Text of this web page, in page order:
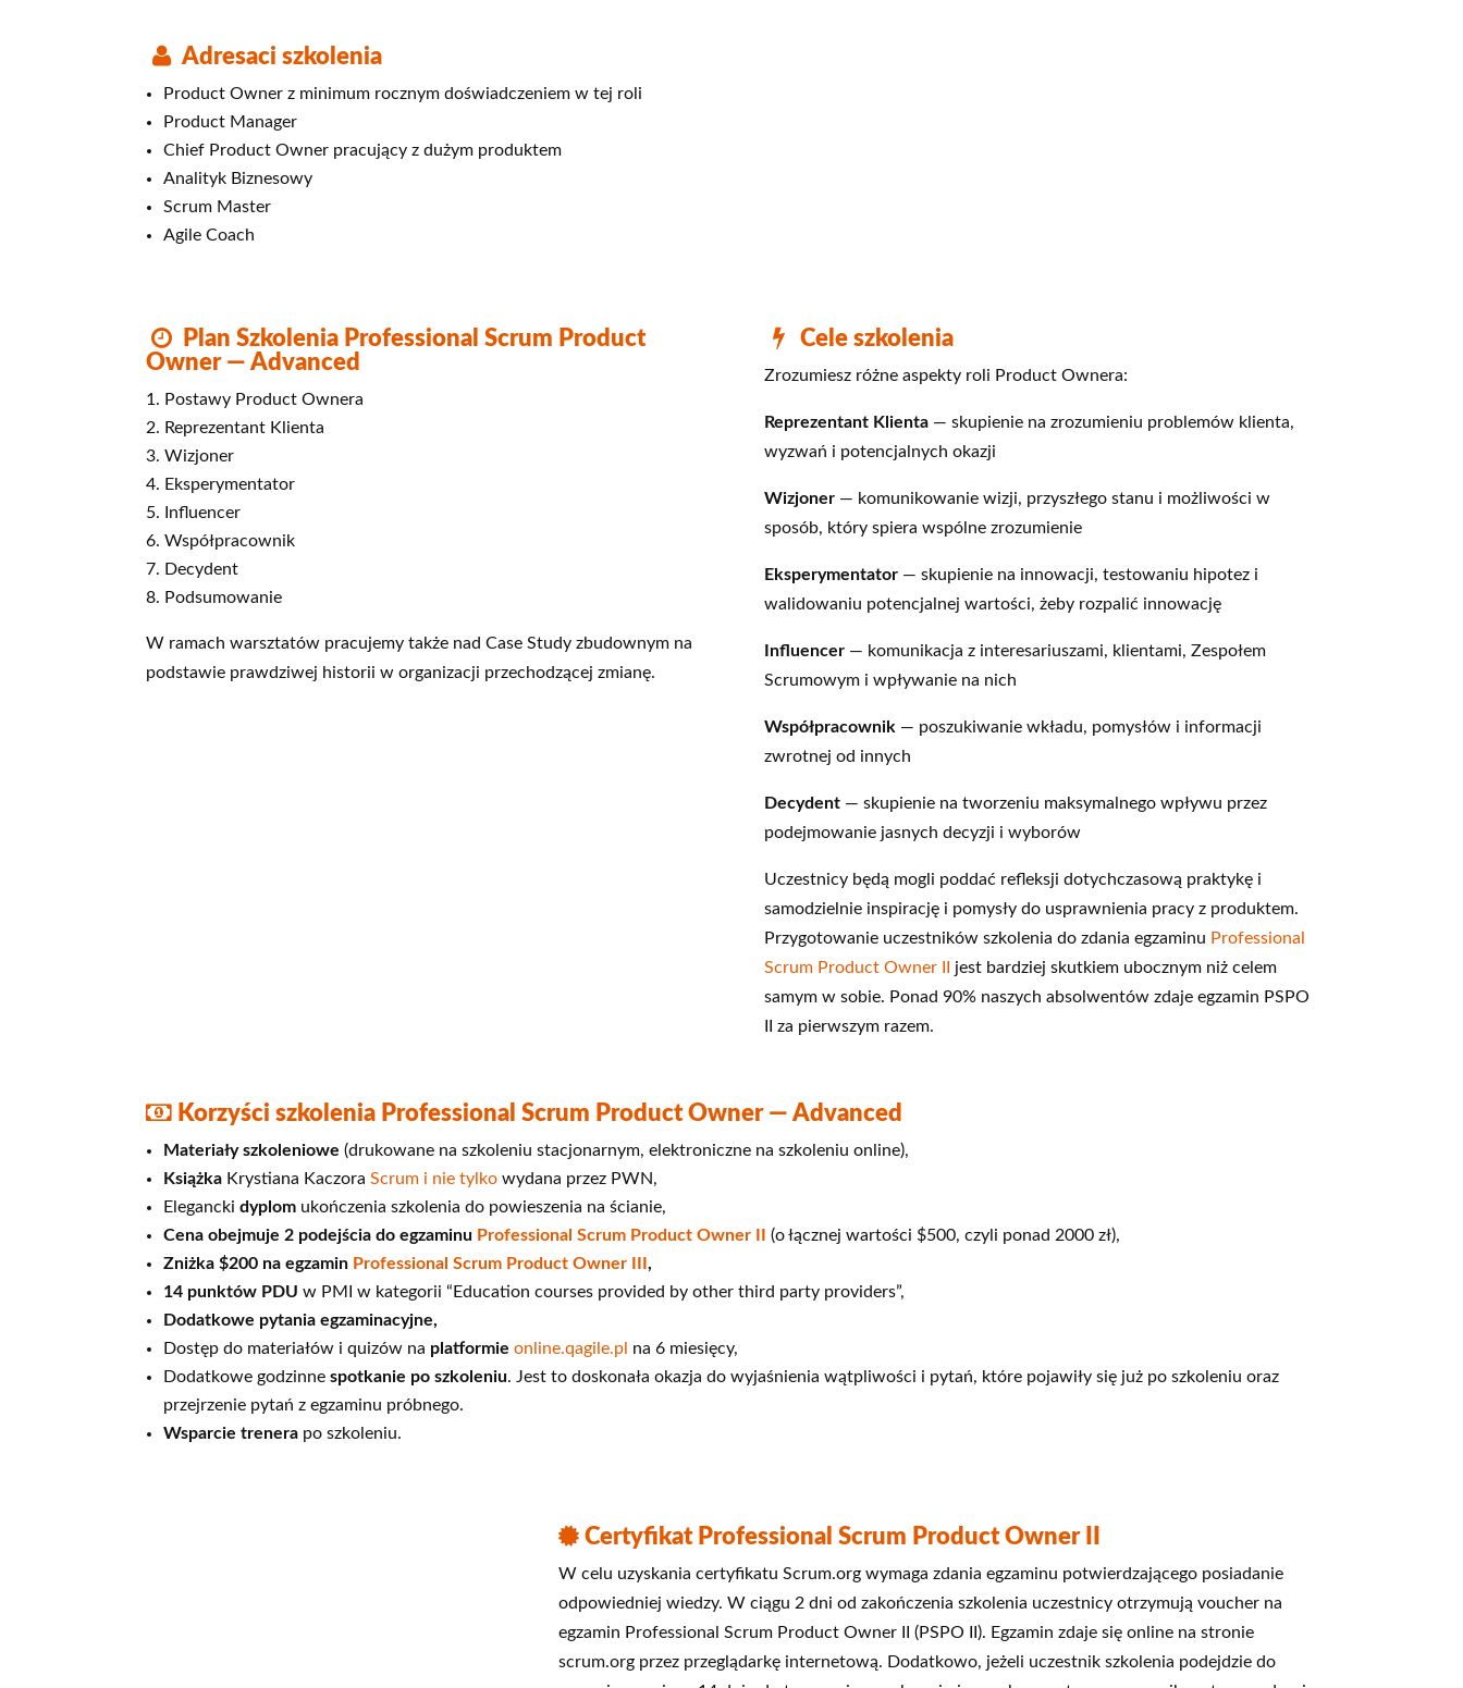
Adresaci szkolenia
Product Owner z minimum rocznym doświadczeniem w tej roli
Product Manager
Chief Product Owner pracujący z dużym produktem
Analityk Biznesowy
Scrum Master
Agile Coach
Plan Szkolenia Professional Scrum Product
Owner — Advanced
Postawy Product Ownera
Reprezentant Klienta
Wizjoner
Eksperymentator
Influencer
Współpracownik
Decydent
Podsumowanie
W ramach warsztatów pracujemy także nad Case Study zbudownym na
podstawie prawdziwej historii w organizacji przechodzącej zmianę.
Cele szkolenia
Zrozumiesz różne aspekty roli Product Ownera:
Reprezentant Klienta— skupienie na zrozumieniu problemów klienta,
wyzwań i potencjalnych okazji
Wizjoner— komunikowanie wizji, przyszłego stanu i możliwości w
sposób, który spiera wspólne zrozumienie
Eksperymentator— skupienie na innowacji, testowaniu hipotez i
walidowaniu potencjalnej wartości, żeby rozpalić innowację
Influencer— komunikacja z interesariuszami, klientami, Zespołem
Scrumowym i wpływanie na nich
Współpracownik — poszukiwanie wkładu, pomysłów i informacji
zwrotnej od innych
Decydent— skupienie na tworzeniu maksymalnego wpływu przez
podejmowanie jasnych decyzji i wyborów
Uczestnicy będą mogli poddać refleksji dotychczasową praktykę i
samodzielnie inspirację i pomysły do usprawnienia pracy z produktem.
Przygotowanie uczestników szkolenia do zdania egzaminu Professional
Scrum Product Owner II
jest bardziej skutkiem ubocznym niż celem
samym w sobie. Ponad 90% naszych absolwentów zdaje egzamin PSPO
II za pierwszym razem.
Korzyści szkolenia Professional Scrum Product Owner — Advanced
Materiały szkoleniowe (drukowane na szkoleniu stacjonarnym, elektroniczne na szkoleniu online),
Książka Krystiana Kaczora Scrum i nie tylko wydana przez PWN,
Eleganckidyplom ukończenia szkolenia do powieszenia na ścianie,
Cena obejmuje 2 podejścia do egzaminu Professional Scrum Product Owner II
(o łącznej wartości $500, czyli ponad 2000 zł),
Zniżka $200 na egzamin Professional Scrum Product Owner III,
14 punktów PDU w PMI w kategorii “Education courses provided by other third party providers”,
Dodatkowe pytania egzaminacyjne,
Dostęp do materiałów i quizów na platformie online.qagile.pl na 6 miesięcy,
Dodatkowe godzinnespotkanie po szkoleniu. Jest to doskonała okazja do wyjaśnienia wątpliwości i pytań, które pojawiły się już po szkoleniu oraz
przejrzenie pytań z egzaminu próbnego.
Wsparcie trenera po szkoleniu.
Certyfikat Professional Scrum Product Owner II
W celu uzyskania certyfikatu Scrum.org wymaga zdania egzaminu potwierdzającego posiadanie
odpowiedniej wiedzy. W ciągu 2 dni od zakończenia szkolenia uczestnicy otrzymują voucher na
egzamin Professional Scrum Product Owner II (PSPO II). Egzamin zdaje się online na stronie
scrum.org przez przeglądarkę internetową. Dodatkowo, jeżeli uczestnik szkolenia podejdzie do